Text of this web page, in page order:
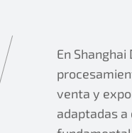
En
venta y
adaptadas